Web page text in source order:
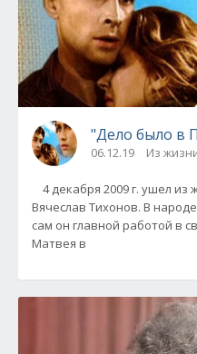
"Дело было в
06.12.19 Из
4 декабря 2009 г. ушел
Вячеслав Тихонов. В
сам он главной работой в
Матвея в